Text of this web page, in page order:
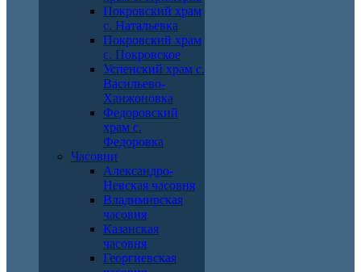
Покровский храм
с. Натальевка
Покровский храм
с. Покровское
Успенский храм с.
Васильево-
Ханжоновка
Федоровский
храм с.
Федоровка
Часовни
Александро-
Невская часовня
Владимирская
часовня
Казанская
часовня
Георгиевская